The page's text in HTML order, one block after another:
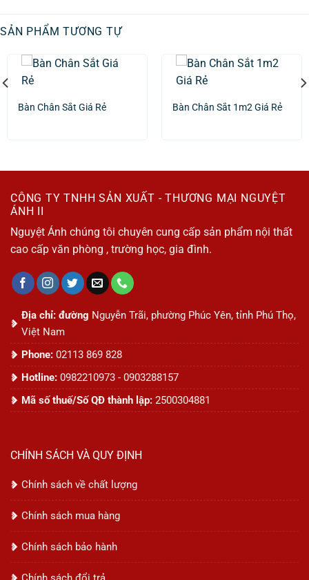
SẢN PHẨM TƯƠNG TỰ
Bàn Chân Sắt Giá Rẻ Bàn Chân Sắt 1m2 Giá Rẻ
CÔNG TY TNHH SẢN XUẤT - THƯƠNG MẠI NGUYỆT
ÁNH II
Nguyệt Ánh chúng tôi chuyên cung cấp sản phẩm nội thất
cao cấp văn phòng , trường học, gia đình.
Địa chỉ: đường Nguyễn Trãi, phường Phúc Yên, tỉnh Phú Thọ,
Việt Nam
Phone: 02113 869 828
Hotline: 0982210973 - 0903288157
Mã số thuế/Số QĐ thành lập: 2500304881
CHÍNH SÁCH VÀ QUY ĐỊNH
Chính sách về chất lượng
Chính sách mua hàng
Chính sách bảo hành